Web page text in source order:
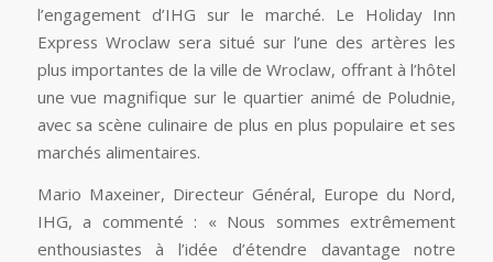
l’engagement d’IHG sur le marché. Le Holiday Inn
Express Wroclaw sera situé sur l’une des artères les
plus importantes de la ville de Wroclaw, offrant à l’hôtel
une vue magnifique sur le quartier animé de Poludnie,
avec sa scène culinaire de plus en plus populaire et ses
marchés alimentaires.
Mario Maxeiner, Directeur Général, Europe du Nord,
IHG, a commenté : « Nous sommes extrêmement
enthousiastes à l’idée d’étendre davantage notre